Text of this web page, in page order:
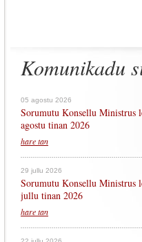
Komunikadu
05 agostu 2026
Sorumutu Konsellu Ministrus
agostu tinan 2026
hare tan
29 jullu 2026
Sorumutu Konsellu Ministrus
jullu tinan 2026
hare tan